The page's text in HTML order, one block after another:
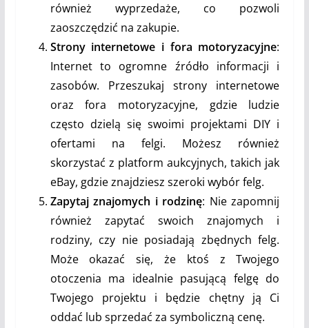
również wyprzedaże, co pozwoli
zaoszczędzić na zakupie.
Strony internetowe i fora motoryzacyjne:
Internet to ogromne źródło informacji i
zasobów. Przeszukaj strony internetowe
oraz fora motoryzacyjne, gdzie ludzie
często dzielą się swoimi projektami DIY i
ofertami na felgi. Możesz również
skorzystać z platform aukcyjnych, takich jak
eBay, gdzie znajdziesz szeroki wybór felg.
Zapytaj znajomych i rodzinę: Nie zapomnij
również zapytać swoich znajomych i
rodziny, czy nie posiadają zbędnych felg.
Może okazać się, że ktoś z Twojego
otoczenia ma idealnie pasującą felgę do
Twojego projektu i będzie chętny ją Ci
oddać lub sprzedać za symboliczną cenę.